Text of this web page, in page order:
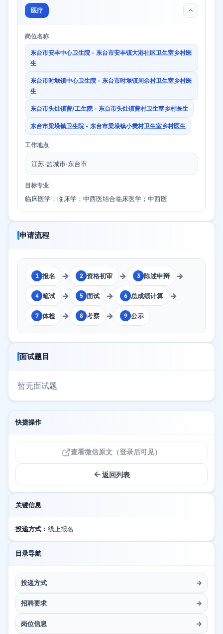
医疗
岗位名称
东台市安丰中心卫生院 - 东台市安丰镇大港社区卫生室乡村医
生
东台市时堰镇中心卫生院 - 东台市时堰镇周余村卫生室乡村医
生
东台市头灶镇曹/工生院 - 东台市头灶镇曹村卫生室乡村医生
东台市梁垛镇卫生院 - 东台市梁垛镇小樊村卫生室乡村医生
工作地点
江苏·盐城市·东台市
目标专业
临床医学；临床学；中西医结合临床医学；中西医
申请流程
1 报名 → 2 资格初审 → 3 陈述申辩 →
4 笔试 → 5 面试 → 6 总成绩计算 →
7 体检 → 8 考察 → 9 公示
面试题目
暂无面试题
快捷操作
查看微信原文（登录后可见）
返回列表
关键信息
投递方式： 线上报名
目录导航
投递方式 →
招聘要求 →
岗位信息 →